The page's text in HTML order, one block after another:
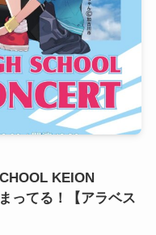
KEION
ってる！【アラベス